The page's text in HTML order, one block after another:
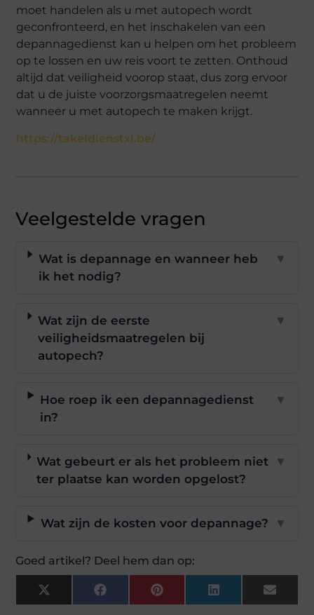
moet handelen als u met autopech wordt
geconfronteerd, en het inschakelen van een
depannagedienst kan u helpen om het probleem
op te lossen en uw reis voort te zetten. Onthoud
altijd dat veiligheid voorop staat, dus zorg ervoor
dat u de juiste voorzorgsmaatregelen neemt
wanneer u met autopech te maken krijgt.
https://takeldienstxl.be/
Veelgestelde vragen
Wat is depannage en wanneer heb
ik het nodig?
▼
Wat zijn de eerste
veiligheidsmaatregelen bij
autopech?
▼
Hoe roep ik een depannagedienst
in?
▼
Wat gebeurt er als het probleem niet
ter plaatse kan worden opgelost?
▼
Wat zijn de kosten voor depannage? ▼
Goed artikel? Deel hem dan op:
X
(Twitter)
FacebookPinterestLinkedInEmail